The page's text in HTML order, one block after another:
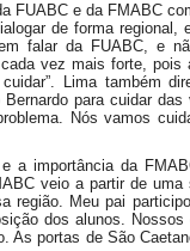
FUABC e da FMABC
de forma regional,
falar da FUABC, e
vez mais forte, pois
Lima também
para cuidar
Nós vamos
a importância da
veio a partir de
região. Meu pai
dos alunos. Nossos
As portas de São